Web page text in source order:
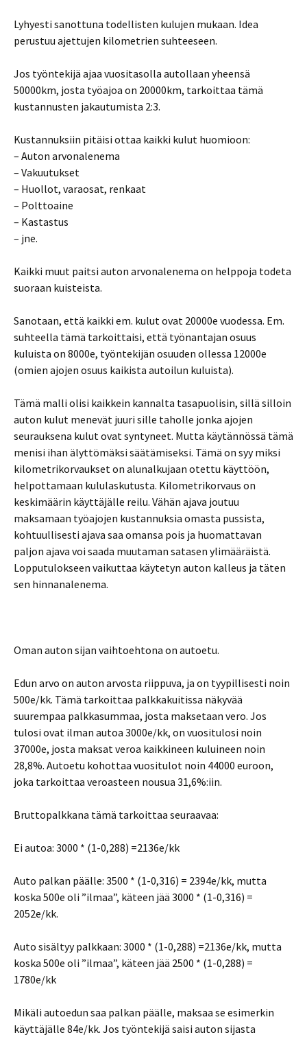
Lyhyesti sanottuna todellisten kulujen mukaan. Idea
perustuu ajettujen kilometrien suhteeseen.
Jos työntekijä ajaa vuositasolla autollaan yheensä
50000km, josta työajoa on 20000km, tarkoittaa tämä
kustannusten jakautumista 2:3.
Kustannuksiin pitäisi ottaa kaikki kulut huomioon:
– Auton arvonalenema
– Vakuutukset
– Huollot, varaosat, renkaat
– Polttoaine
– Kastastus
– jne.
Kaikki muut paitsi auton arvonalenema on helppoja todeta
suoraan kuisteista.
Sanotaan, että kaikki em. kulut ovat 20000e vuodessa. Em.
suhteella tämä tarkoittaisi, että työnantajan osuus
kuluista on 8000e, työntekijän osuuden ollessa 12000e
(omien ajojen osuus kaikista autoilun kuluista).
Tämä malli olisi kaikkein kannalta tasapuolisin, sillä silloin
auton kulut menevät juuri sille taholle jonka ajojen
seurauksena kulut ovat syntyneet. Mutta käytännössä tämä
menisi ihan älyttömäksi säätämiseksi. Tämä on syy miksi
kilometrikorvaukset on alunalkujaan otettu käyttöön,
helpottamaan kululaskutusta. Kilometrikorvaus on
keskimäärin käyttäjälle reilu. Vähän ajava joutuu
maksamaan työajojen kustannuksia omasta pussista,
kohtuullisesti ajava saa omansa pois ja huomattavan
paljon ajava voi saada muutaman satasen ylimääräistä.
Lopputulokseen vaikuttaa käytetyn auton kalleus ja täten
sen hinnanalenema.
Oman auton sijan vaihtoehtona on autoetu.
Edun arvo on auton arvosta riippuva, ja on tyypillisesti noin
500e/kk. Tämä tarkoittaa palkkakuitissa näkyvää
suurempaa palkkasummaa, josta maksetaan vero. Jos
tulosi ovat ilman autoa 3000e/kk, on vuositulosi noin
37000e, josta maksat veroa kaikkineen kuluineen noin
28,8%. Autoetu kohottaa vuositulot noin 44000 euroon,
joka tarkoittaa veroasteen nousua 31,6%:iin.
Bruttopalkkana tämä tarkoittaa seuraavaa:
Ei autoa: 3000 * (1-0,288) =2136e/kk
Auto palkan päälle: 3500 * (1-0,316) = 2394e/kk, mutta
koska 500e oli ”ilmaa”, käteen jää 3000 * (1-0,316) =
2052e/kk.
Auto sisältyy palkkaan: 3000 * (1-0,288) =2136e/kk, mutta
koska 500e oli ”ilmaa”, käteen jää 2500 * (1-0,288) =
1780e/kk
Mikäli autoedun saa palkan päälle, maksaa se esimerkin
käyttäjälle 84e/kk. Jos työntekijä saisi auton sijasta